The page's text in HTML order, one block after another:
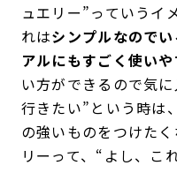
ュエリー”っていうイ
れはシンプルなので
アルにもすごく使いや
い方ができるので気
行きたい”という時は
の強いものをつけた
リーって、“よし、こ